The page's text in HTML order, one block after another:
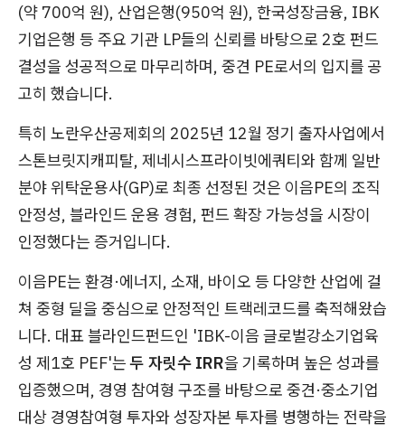
(약 700억 원), 산업은행(950억 원), 한국성장금융, IBK
기업은행 등 주요 기관 LP들의 신뢰를 바탕으로 2호 펀드
결성을 성공적으로 마무리하며, 중견 PE로서의 입지를 공
고히 했습니다.
특히 노란우산공제회의 2025년 12월 정기 출자사업에서
스톤브릿지캐피탈, 제네시스프라이빗에쿼티와 함께 일반
분야 위탁운용사(GP)로 최종 선정된 것은 이음PE의 조직
안정성, 블라인드 운용 경험, 펀드 확장 가능성을 시장이
인정했다는 증거입니다.
이음PE는 환경·에너지, 소재, 바이오 등 다양한 산업에 걸
쳐 중형 딜을 중심으로 안정적인 트랙레코드를 축적해왔습
니다. 대표 블라인드펀드인 'IBK-이음 글로벌강소기업육
성 제1호 PEF'는두 자릿수 IRR을 기록하며 높은 성과를
입증했으며, 경영 참여형 구조를 바탕으로 중견·중소기업
대상 경영참여형 투자와 성장자본 투자를 병행하는 전략을